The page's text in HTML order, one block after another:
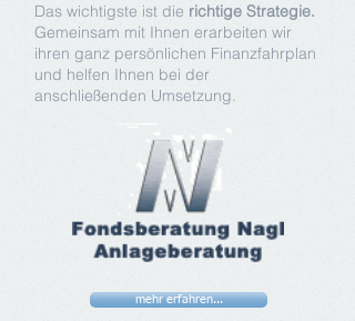
Das wichtigste ist die richtige Strategie.
Gemeinsam mit Ihnen erarbeiten wir
ihren ganz persönlichen Finanzfahrplan
und helfen Ihnen bei der
anschließenden Umsetzung.
mehr erfahren...